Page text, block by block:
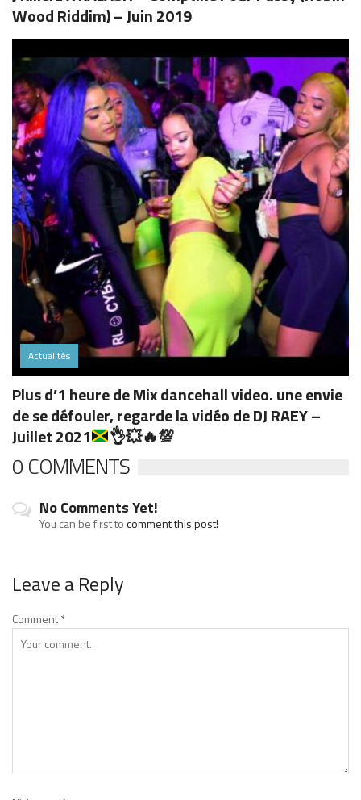
Wood Riddim) – Juin 2019
Actualités
Plus d’1 heure de Mix dancehall video. une envie
de se défouler, regarde la vidéo de DJ RAEY –
Juillet 2021
👌💥🔥💯
0 COMMENTS
No Comments Yet!
You can be first tocomment this post!
Leave a Reply
Comment*